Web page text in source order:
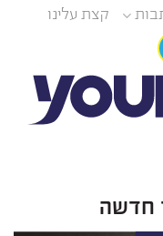
קצת עלינו
חדשה